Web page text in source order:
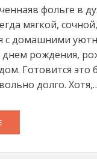
фольге в
мягкой,
с домашними
днем рождения,
Готовится это
долго.